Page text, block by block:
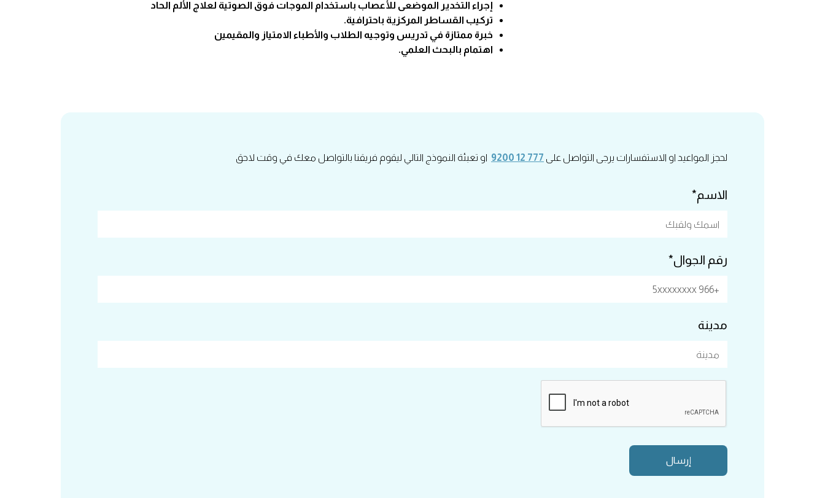
إجراء التخدير الموضعى للأعصاب باستخدام الموجات فوق الصوتية لعلاج الألم الحاد
تركيب القساطر المركزية باحترافية.
خبرة ممتازة في تدريس وتوجيه الطلاب والأطباء الامتياز والمقيمين
اهتمام بالبحث العلمي.
لحجز المواعيد او الاستفسارات يرجى التواصل على 777 12 9200 او تعبئة النموذج التالي ليقوم فريقنا بالتواصل معك في وقت لاحق
الاسم*
رقم الجوال*
مدينة